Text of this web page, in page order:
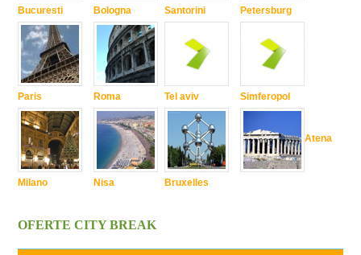
Bucuresti
Paris
Milano
Bologna
Roma
Nisa
Santorini
Tel aviv
Bruxelles
Petersburg
Simferopol
Atena
OFERTE CITY BREAK